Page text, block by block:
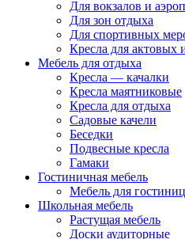
Для вокзалов и
Для зон отдыха
Для спортивных
Кресла для актовых
Мебель для отдыха
Кресла — качалки
Кресла маятниковые
Кресла для отдыха
Садовые качели
Беседки
Подвесные кресла
Гамаки
Гостиничная мебель
Мебель для гостиниц
Школьная мебель
Растущая мебель
Доски аудиторные